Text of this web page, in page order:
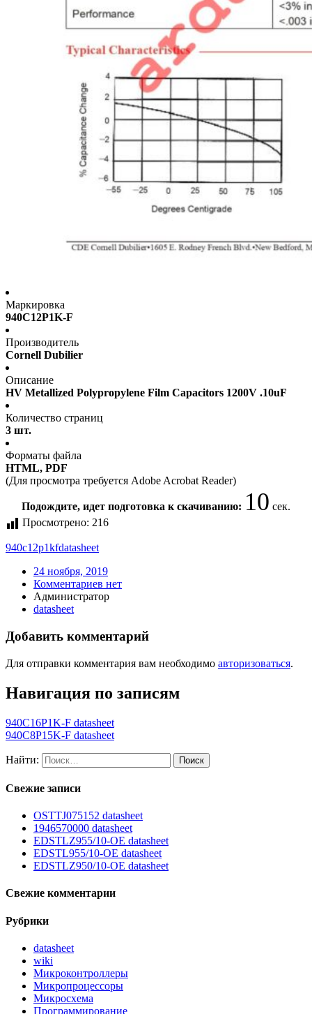
Маркировка
940C12P1K-F
Производитель
Cornell Dubilier
Описание
HV Metallized Polypropylene Film Capacitors 1200V .10uF
Количество страниц
3 шт.
Форматы файла
HTML, PDF
(Для просмотра требуется Adobe Acrobat Reader)
Подождите, идет подготовка к скачиванию: 10 сек.
Просмотрено: 216
940c12p1kfdatasheet
24 ноября, 2019
Комментариев нет
Администратор
datasheet
Добавить комментарий
Для отправки комментария вам необходимо авторизоваться.
Навигация по записям
940C16P1K-F datasheet
940C8P15K-F datasheet
Найти:
Свежие записи
OSTTJ075152 datasheet
1946570000 datasheet
EDSTLZ955/10-OE datasheet
EDSTL955/10-OE datasheet
EDSTLZ950/10-OE datasheet
Свежие комментарии
Рубрики
datasheet
wiki
Микроконтроллеры
Микропроцессоры
Микросхема
Программирование